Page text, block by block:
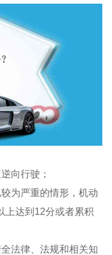
向行驶；
为严重的情形，机动
上达到12分或者累积
法律、法规和相关知